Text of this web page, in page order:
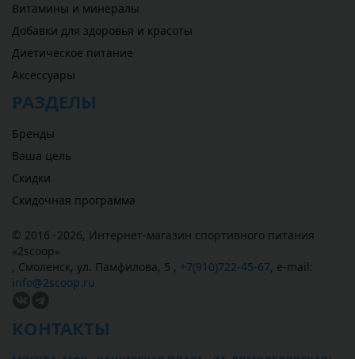
Витамины и минералы
Добавки для здоровья и красоты
Диетическое питание
Аксессуары
РАЗДЕЛЫ
Бренды
Ваша цель
Скидки
Скидочная программа
© 2016 -2026, Интернет-магазин спортивного питания
«2scoop»
, Смоленск, ул. Памфилова, 5 , +7(910)722-45-67, e-mail:
info@2scoop.ru
КОНТАКТЫ